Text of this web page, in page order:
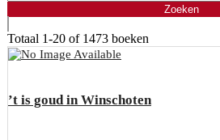
Totaal 1-20 of 1473 boeken
’t is goud in Winschoten